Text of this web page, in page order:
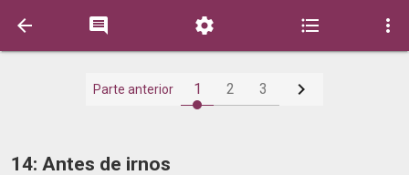
    
Parte anterior 1 2 3 
14: Antes de irnos